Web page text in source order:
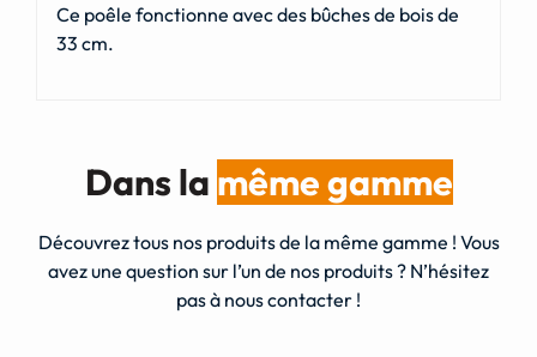
Ce poêle fonctionne avec des bûches de bois de
33 cm.
Dans la même gamme
Découvrez tous nos produits de la même gamme ! Vous
avez une question sur l’un de nos produits ? N’hésitez
pas à nous contacter !